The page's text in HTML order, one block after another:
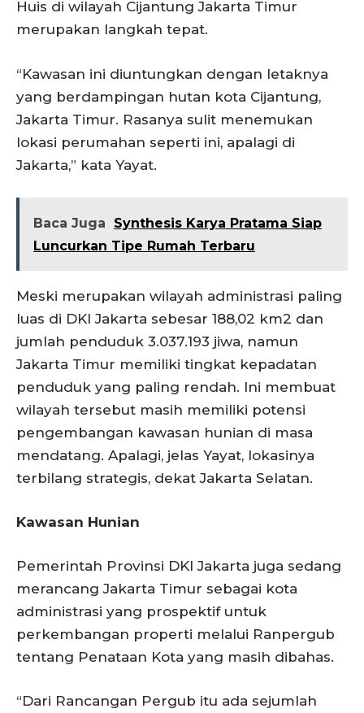
Huis di wilayah Cijantung Jakarta Timur
merupakan langkah tepat.
“Kawasan ini diuntungkan dengan letaknya
yang berdampingan hutan kota Cijantung,
Jakarta Timur. Rasanya sulit menemukan
lokasi perumahan seperti ini, apalagi di
Jakarta,” kata Yayat.
Baca Juga
Synthesis Karya Pratama Siap
Luncurkan Tipe Rumah Terbaru
Meski merupakan wilayah administrasi paling
luas di DKI Jakarta sebesar 188,02 km2 dan
jumlah penduduk 3.037.193 jiwa, namun
Jakarta Timur memiliki tingkat kepadatan
penduduk yang paling rendah. Ini membuat
wilayah tersebut masih memiliki potensi
pengembangan kawasan hunian di masa
mendatang. Apalagi, jelas Yayat, lokasinya
terbilang strategis, dekat Jakarta Selatan.
Kawasan Hunian
Pemerintah Provinsi DKI Jakarta juga sedang
merancang Jakarta Timur sebagai kota
administrasi yang prospektif untuk
perkembangan properti melalui Ranpergub
tentang Penataan Kota yang masih dibahas.
“Dari Rancangan Pergub itu ada sejumlah